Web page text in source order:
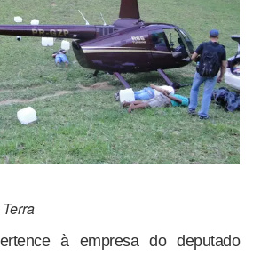
Terra
à empresa do deputado